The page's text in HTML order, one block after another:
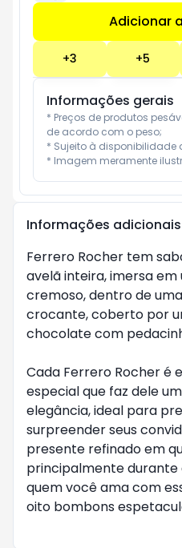
Adicionar
+3 +5
Informações gerais
* Preços de produtos
de acordo com o peso;
* Sujeito à disponibilidade
* Imagem meramente
Informações adicionais
Ferrero Rocher tem
avelã inteira, imersa
cremoso, dentro de
crocante, coberto por
chocolate com
Cada Ferrero Rocher é
especial que faz dele
elegância, ideal para
surpreender seus
presente refinado em
principalmente durante
quem você ama com
oito bombons